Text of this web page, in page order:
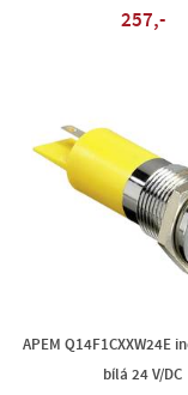
257,-
APEM Q14F1CXXW24E
bílá 24 V/DC